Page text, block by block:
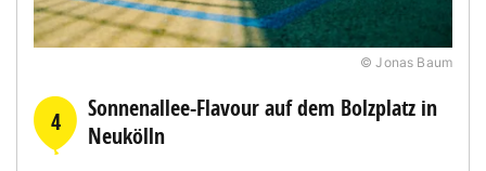
© Jonas Baum
4
Sonnenallee-Flavour auf dem Bolzplatz in
Neukölln